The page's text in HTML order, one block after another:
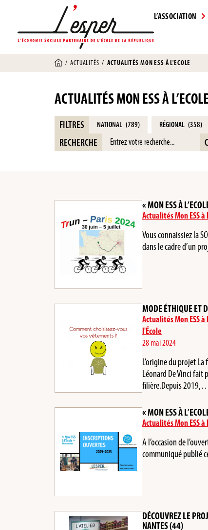
L’ASSOCIATION
/ACTUALITÉS / ACTUALITÉS MON ESS À L'ECOLE
ACTUALITÉS MON ESS À L’ECOLE
FILTRES NATIONAL (789) RÉGIONAL (358)
RECHERCHE
« MON ESS À
Actualités Mon ESS à
Vous connaissiez la
dans le cadre d’un
MODE ÉTHIQUE ET
Actualités Mon ESS à
l'École
28 mai 2024
L’origine du projet
Léonard De Vinci fait
filière.Depuis
« MON ESS À
Actualités Mon ESS à
A l’occasion de
communiqué publié
DÉCOUVREZ LE
NANTES (44)